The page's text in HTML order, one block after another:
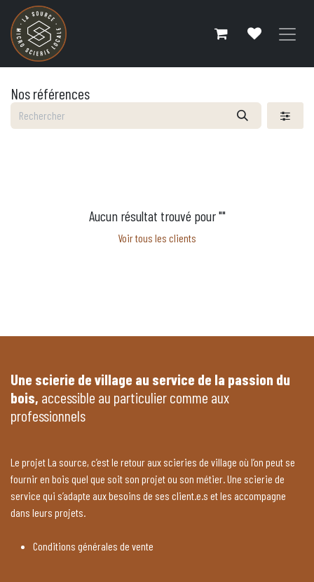
Se rendre au contenu
Nos références
Aucun résultat trouvé pour ""
Voir tous les clients
Une scierie de village au service de la passion du
bois, accessible au particulier comme aux
professionnels
Le projet La source, c’est le retour aux scieries de village où l’on peut se
fournir en bois quel que soit son projet ou son métier. Une scierie de
service qui s’adapte aux besoins de ses client.e.s et les accompagne
dans leurs projets.
Conditions générales de vente